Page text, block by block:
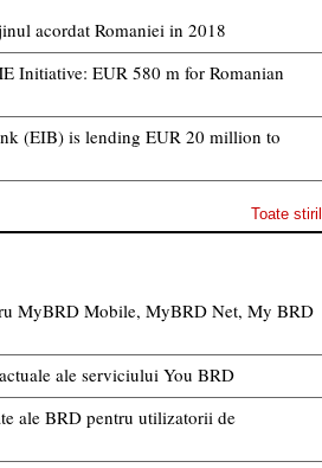
acordat Romaniei in 2018
Initiative: EUR 580 m for Romanian
(EIB) is lending EUR 20 million to
Toate
MyBRD Mobile, MyBRD Net, My BRD
ale serviciului You BRD
ale BRD pentru utilizatorii de